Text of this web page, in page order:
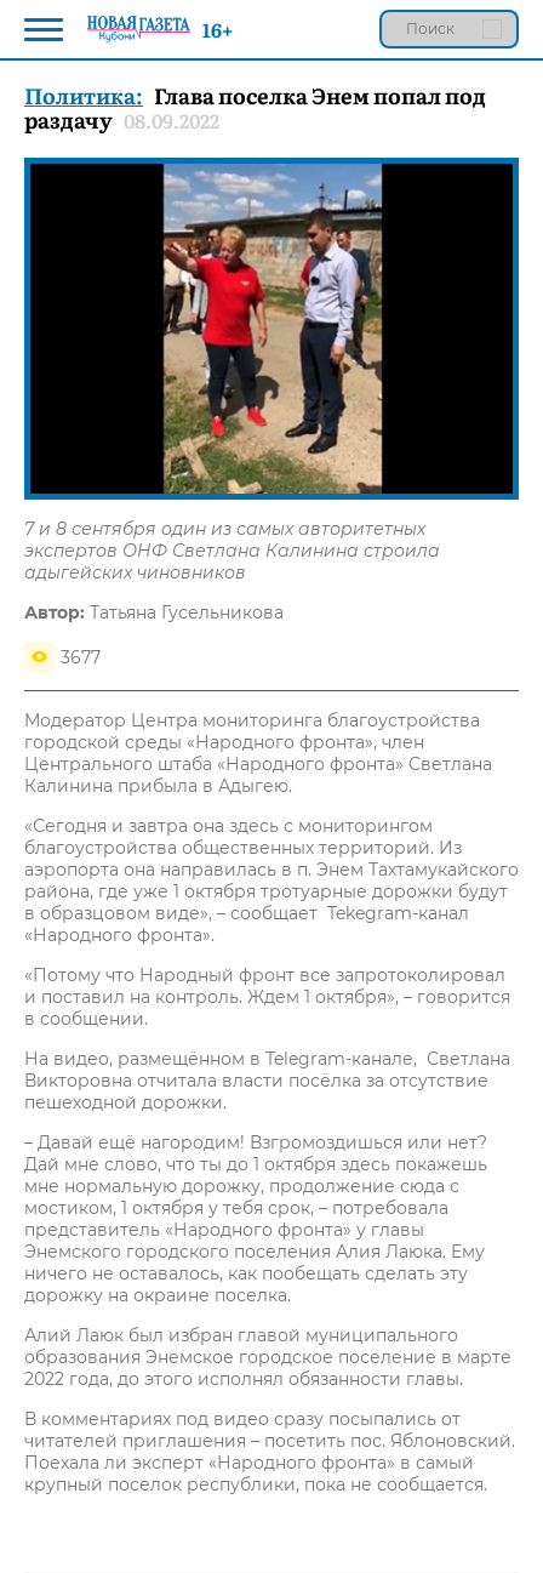
Политика: Глава поселка Энем попал под
раздачу 08.09.2022
7 и 8 сентября один из самых авторитетных
экспертов ОНФ Светлана Калинина строила
адыгейских чиновников
Автор: Татьяна Гусельникова
3677
Модератор Центра мониторинга благоустройства
городской среды «Народного фронта», член
Центрального штаба «Народного фронта» Светлана
Калинина прибыла в Адыгею.
«Сегодня и завтра она здесь с мониторингом
благоустройства общественных территорий. Из
аэропорта она направилась в п. Энем Тахтамукайского
района, где уже 1 октября тротуарные дорожки будут
в образцовом виде», – сообщает Tekegram-канал
«Народного фронта».
«Потому что Народный фронт все запротоколировал
и поставил на контроль. Ждем 1 октября», – говорится
в сообщении.
На видео, размещённом в Telegram-канале, Светлана
Викторовна отчитала власти посёлка за отсутствие
пешеходной дорожки.
– Давай ещё нагородим! Взгромоздишься или нет?
Дай мне слово, что ты до 1 октября здесь покажешь
мне нормальную дорожку, продолжение сюда с
мостиком, 1 октября у тебя срок, – потребовала
представитель «Народного фронта» у главы
Энемского городского поселения Алия Лаюка. Ему
ничего не оставалось, как пообещать сделать эту
дорожку на окраине поселка.
Алий Лаюк был избран главой муниципального
образования Энемское городское поселение в марте
2022 года, до этого исполнял обязанности главы.
В комментариях под видео сразу посыпались от
читателей приглашения – посетить пос. Яблоновский.
Поехала ли эксперт «Народного фронта» в самый
крупный поселок республики, пока не сообщается.
16+